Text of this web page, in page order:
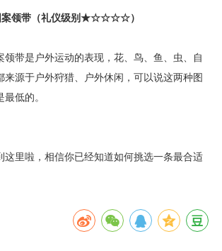
领带（礼仪级别★☆☆☆☆）
领带是户外运动的表现，花、鸟、鱼、虫、自
来源于户外狩猎、户外休闲，可以说这两种图
低的。
这里啦，相信你已经知道如何挑选一条最合适